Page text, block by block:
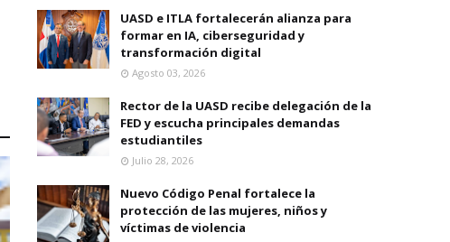
UASD e ITLA fortalecerán alianza para
formar en IA, ciberseguridad y
transformación digital
Agosto 03, 2026
Rector de la UASD recibe delegación de la
FED y escucha principales demandas
estudiantiles
Julio 28, 2026
Nuevo Código Penal fortalece la
protección de las mujeres, niños y
víctimas de violencia